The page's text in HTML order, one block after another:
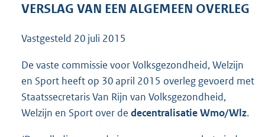
e
9
K
VERSLAG VAN EEN ALGEMEEN OVERLEG
Vastgesteld 20 juli 2015
De vaste commissie voor Volksgezondheid, Welzijn
en Sport heeft op 30 april 2015 overleg gevoerd met
Staatssecretaris Van Rijn van Volksgezondheid,
Welzijn en Sport over de decentralisatie Wmo/Wlz.